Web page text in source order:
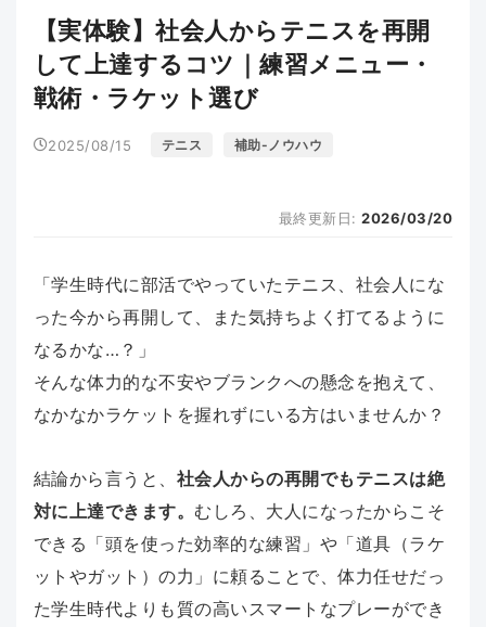
【実体験】社会人からテニスを再開
して上達するコツ｜練習メニュー・
戦術・ラケット選び
2025/08/15 テニス 補助-ノウハウ
最終更新日:2026/03/20
「学生時代に部活でやっていたテニス、社会人にな
った今から再開して、また気持ちよく打てるように
なるかな…？」
そんな体力的な不安やブランクへの懸念を抱えて、
なかなかラケットを握れずにいる方はいませんか？
結論から言うと、 社会人からの再開でもテニスは絶
対に上達できます。 むしろ、大人になったからこそ
できる「頭を使った効率的な練習」や「道具（ラケ
ットやガット）の力」に頼ることで、体力任せだっ
た学生時代よりも質の高いスマートなプレーができ